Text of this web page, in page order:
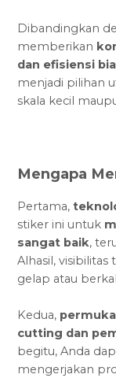
Dibandingkan
memberikan
dan efisiensi
menjadi pilihan
skala kecil
Mengapa
Pertama,
stiker ini untuk
sangat baik,
Alhasil,
gelap atau
Kedua,
cutting dan
begitu, Anda
mengerjakan